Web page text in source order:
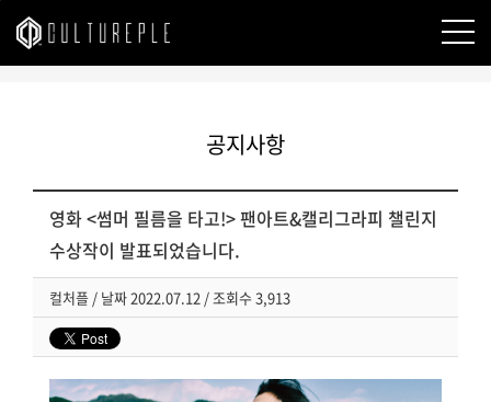
본문바로가기
공지사항
영화 <썸머 필름을 타고!> 팬아트&캘리그라피 챌린지
수상작이 발표되었습니다.
컬처플 / 날짜2022.07.12 /조회수3,913